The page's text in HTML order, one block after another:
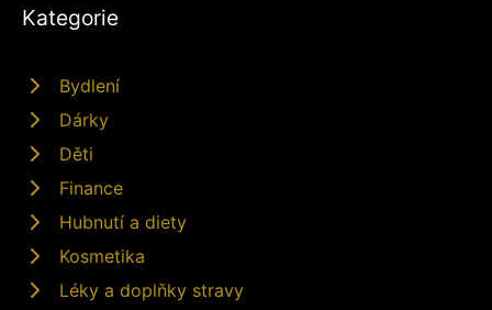
Kategorie
Bydlení
Dárky
Děti
Finance
Hubnutí a diety
Kosmetika
Léky a doplňky stravy